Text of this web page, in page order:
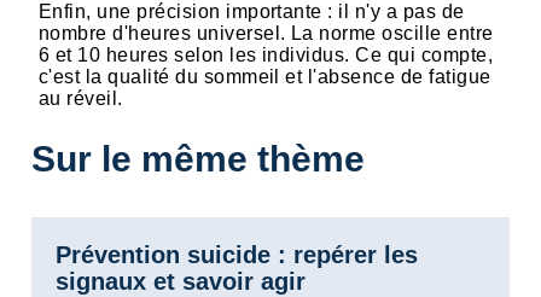
Enfin, une précision importante : il n'y a pas de
nombre d'heures universel. La norme oscille entre
6 et 10 heures selon les individus. Ce qui compte,
c'est la qualité du sommeil et l'absence de fatigue
au réveil.
Sur le même thème
Prévention suicide : repérer les
signaux et savoir agir